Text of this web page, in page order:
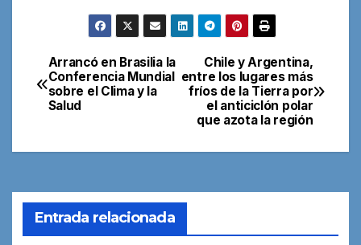
Navegación
de
Chile y Argentina,
entre los lugares más
fríos de la Tierra por
el anticiclón polar
que azota la región
Arrancó en Brasilia la
Conferencia Mundial
sobre el Clima y la
Salud
Entrada relacionada